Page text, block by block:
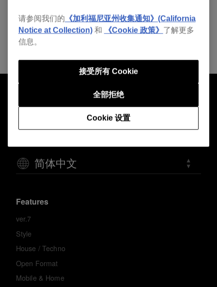
简体中文
Features
ver.7
Style
House / Techno
Open Format
Mobile & Home
请参阅我们的 《加利福尼亚州收集通知》(California
Notice at Collection)和 《Cookie 政策》 了解更多
信息。
Cookie 设置
全部拒绝
接受所有 Cookie